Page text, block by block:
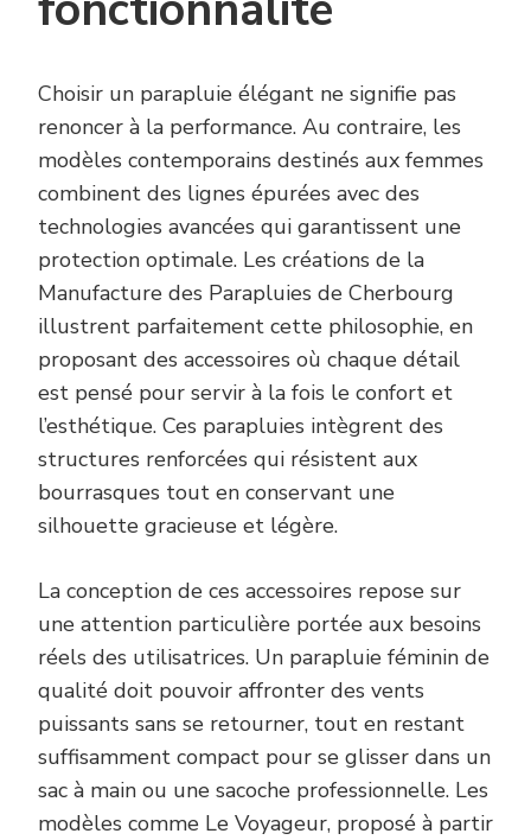
Choisir un parapluie élégant ne signifie pas
renoncer à la performance. Au contraire, les
modèles contemporains destinés aux femmes
combinent des lignes épurées avec des
technologies avancées qui garantissent une
protection optimale. Les créations de la
Manufacture des Parapluies de Cherbourg
illustrent parfaitement cette philosophie, en
proposant des accessoires où chaque détail
est pensé pour servir à la fois le confort et
l’esthétique. Ces parapluies intègrent des
structures renforcées qui résistent aux
bourrasques tout en conservant une
silhouette gracieuse et légère.
La conception de ces accessoires repose sur
une attention particulière portée aux besoins
réels des utilisatrices. Un parapluie féminin de
qualité doit pouvoir affronter des vents
puissants sans se retourner, tout en restant
suffisamment compact pour se glisser dans un
sac à main ou une sacoche professionnelle. Les
modèles comme Le Voyageur, proposé à partir